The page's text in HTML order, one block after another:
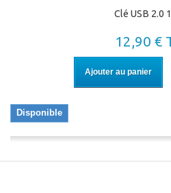
Clé USB 2.0
12,90 €
Ajouter au panier
Disponible